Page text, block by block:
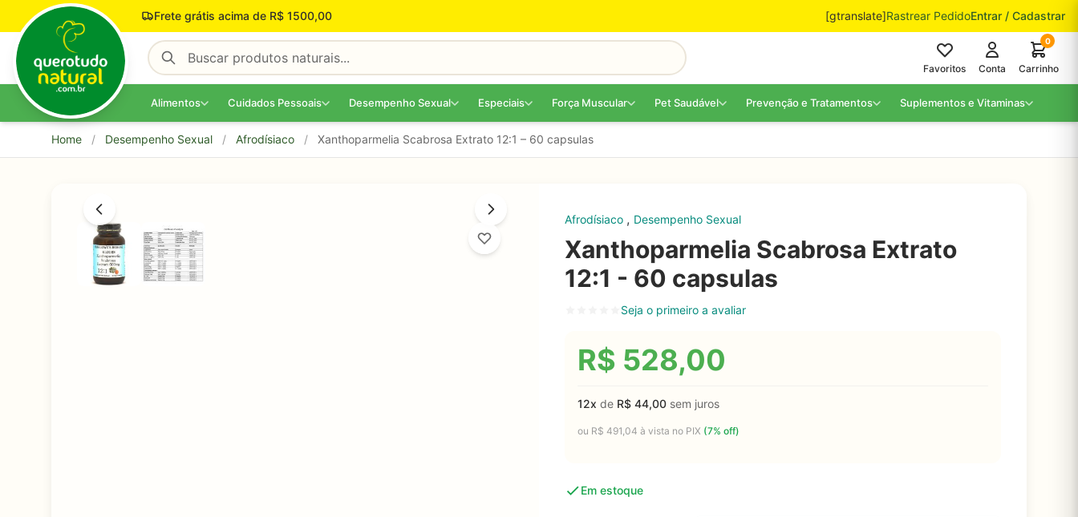
Pular para o conteúdo Frete grátis acima de R$ 1500,00 [gtranslate]Rastrear PedidoEntrar / Cadastrar
Favoritos Conta
0
Carrinho
Alimentos Cuidados Pessoais Desempenho Sexual Especiais Força Muscular Pet Saudável Prevenção e Tratamentos Suplementos e Vitaminas
Home / Desempenho Sexual / Afrodísiaco / Xanthoparmelia Scabrosa Extrato 12:1 – 60 capsulas
Afrodísiaco , Desempenho Sexual
Xanthoparmelia Scabrosa Extrato
12:1 - 60 capsulas
Seja o primeiro a avaliar
R$ 528,00
12x de R$ 44,00 sem juros
ou R$ 491,04 à vista no PIX (7% off)
Em estoque